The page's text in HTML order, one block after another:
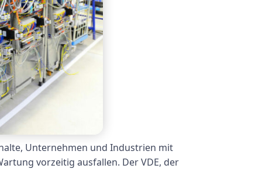
Unternehmen und Industrien mit
vorzeitig ausfallen. Der VDE, der